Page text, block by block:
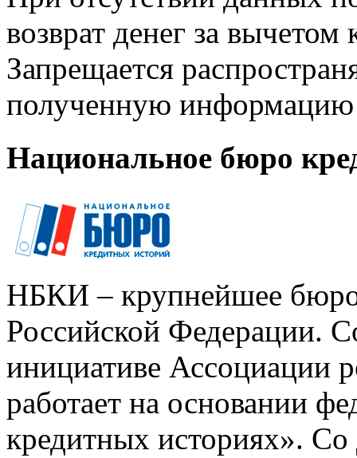
возврат денег за
Запрещается
полученную информацию
Национальное бюро
НБКИ – крупнейшее
Российской Федерации.
инициативе Ассоциации
работает на основании
кредитных историях».